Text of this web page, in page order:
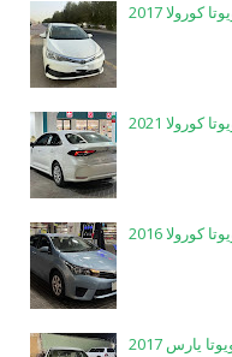
كورولا 2017
كورولا 2021
كورولا 2016
يارس 2017